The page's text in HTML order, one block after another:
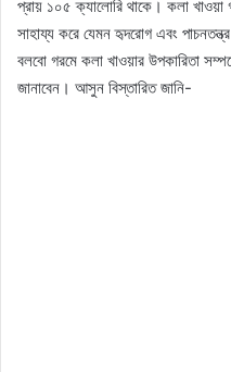
প্রায় ১০৫ ক্যালোরি থাকে। কলা
সাহায্য করে যেমন হৃদরোগ এবং
বলবো গরমে কলা খাওয়ার উপকারিতা
জানাবেন। আসুন বিস্তারিত জানি-